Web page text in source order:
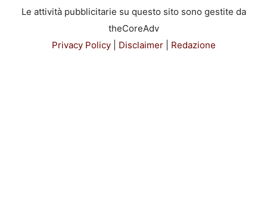
Le attività pubblicitarie su questo sito sono gestite da
theCoreAdv
Privacy Policy| Disclaimer| Redazione